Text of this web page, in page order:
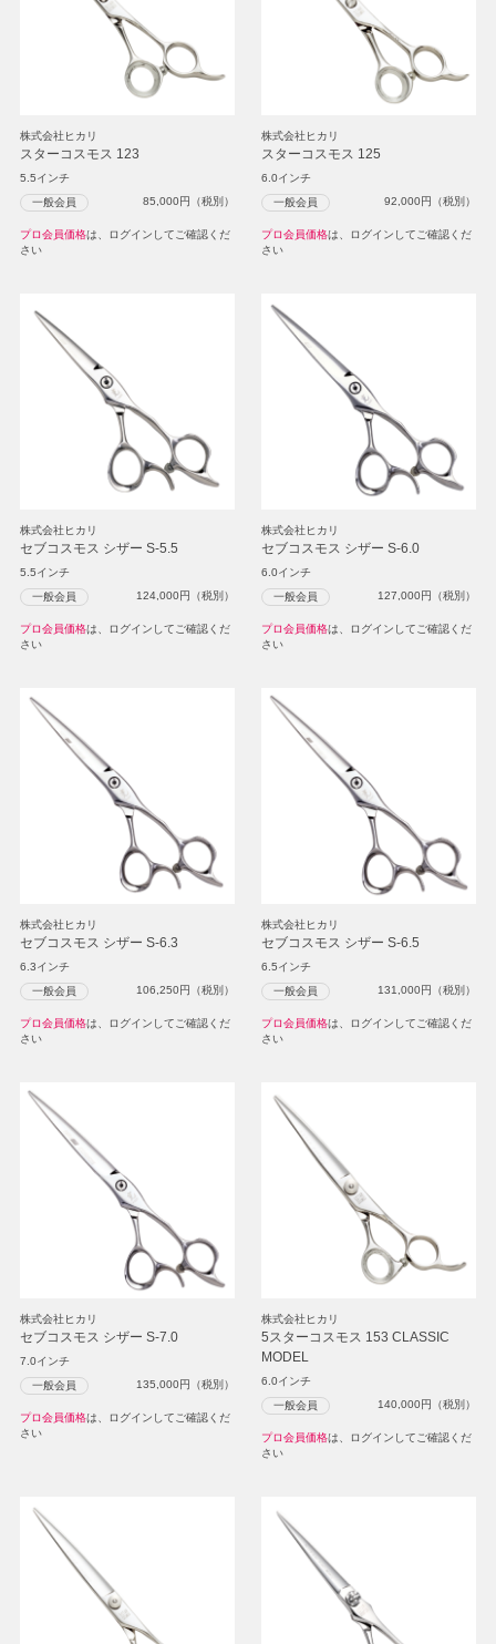
株式会社ヒカリ
スターコスモス 123
5.5インチ
一般会員 85,000円（税別）
プロ会員価格は、ログインしてご確認くだ
さい
株式会社ヒカリ
スターコスモス 125
6.0インチ
一般会員 92,000円（税別）
プロ会員価格は、ログインしてご確認くだ
さい
株式会社ヒカリ
セブコスモス シザー S-5.5
5.5インチ
一般会員 124,000円（税別）
プロ会員価格は、ログインしてご確認くだ
さい
株式会社ヒカリ
セブコスモス シザー S-6.0
6.0インチ
一般会員 127,000円（税別）
プロ会員価格は、ログインしてご確認くだ
さい
株式会社ヒカリ
セブコスモス シザー S-6.3
6.3インチ
一般会員 106,250円（税別）
プロ会員価格は、ログインしてご確認くだ
さい
株式会社ヒカリ
セブコスモス シザー S-6.5
6.5インチ
一般会員 131,000円（税別）
プロ会員価格は、ログインしてご確認くだ
さい
株式会社ヒカリ
セブコスモス シザー S-7.0
7.0インチ
一般会員 135,000円（税別）
プロ会員価格は、ログインしてご確認くだ
さい
株式会社ヒカリ
5スターコスモス 153 CLASSIC
MODEL
6.0インチ
一般会員 140,000円（税別）
プロ会員価格は、ログインしてご確認くだ
さい